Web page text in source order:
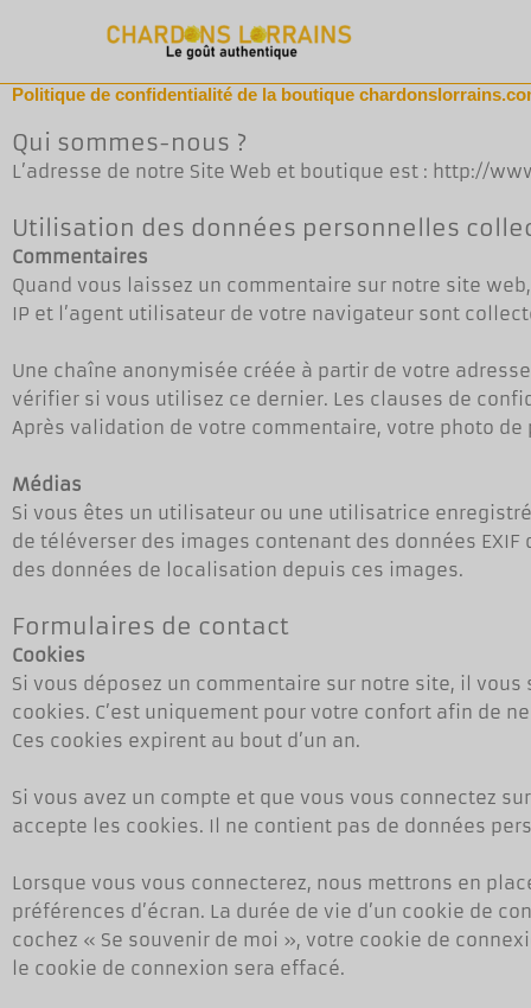
Politique de confidentialité de la boutique
Qui sommes-nous ?
L’adresse de notre Site Web et boutique est : http://
Utilisation des données personnelles
Commentaires
Quand vous laissez un commentaire sur notre site
IP et l’agent utilisateur de votre navigateur sont
Une chaîne anonymisée créée à partir de votre
vérifier si vous utilisez ce dernier. Les clauses de
Après validation de votre commentaire, votre photo
Médias
Si vous êtes un utilisateur ou une utilisatrice
de téléverser des images contenant des données
des données de localisation depuis ces images.
Formulaires de contact
Cookies
Si vous déposez un commentaire sur notre site, il
cookies. C’est uniquement pour votre confort afin de
Ces cookies expirent au bout d’un an.
Si vous avez un compte et que vous vous connectez
accepte les cookies. Il ne contient pas de données
Lorsque vous vous connecterez, nous mettrons en
préférences d’écran. La durée de vie d’un cookie de
cochez « Se souvenir de moi », votre cookie de
le cookie de connexion sera effacé.